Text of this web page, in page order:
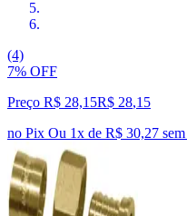
(4)
7% OFF
Preço R$ 28,15R$ 28,15
no Pix Ou 1x de R$ 30,27